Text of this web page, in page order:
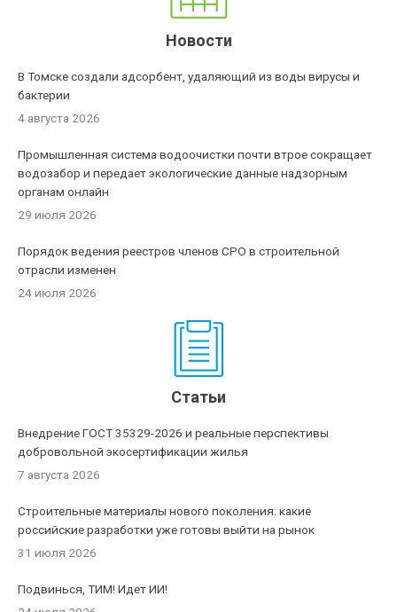
Новости
В Томске создали адсорбент, удаляющий из воды вирусы и
бактерии
4 августа 2026
Промышленная система водоочистки почти втрое сокращает
водозабор и передает экологические данные надзорным
органам онлайн
29 июля 2026
Порядок ведения реестров членов СРО в строительной
отрасли изменен
24 июля 2026
Статьи
Внедрение ГОСТ 35329-2026 и реальные перспективы
добровольной экосертификации жилья
7 августа 2026
Строительные материалы нового поколения: какие
российские разработки уже готовы выйти на рынок
31 июля 2026
Подвинься, ТИМ! Идет ИИ!